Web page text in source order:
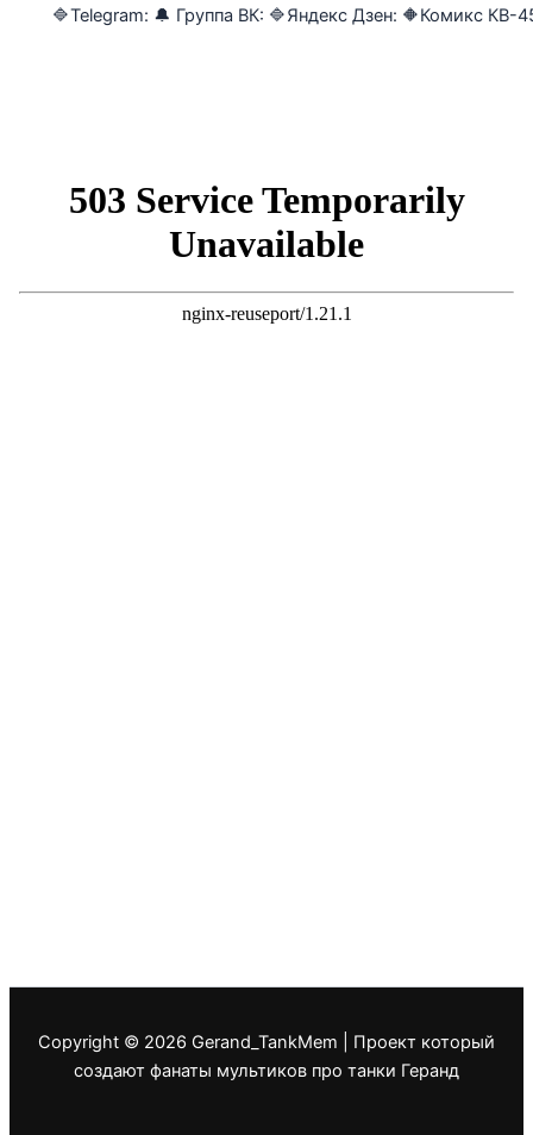
🔷Telegram: 🔔 Группа ВК: 🔷Яндекс Дзен: 🔶Комикс КВ-
Copyright © 2026 Gerand_TankMem | Проект который
создают фанаты мультиков про танки Геранд